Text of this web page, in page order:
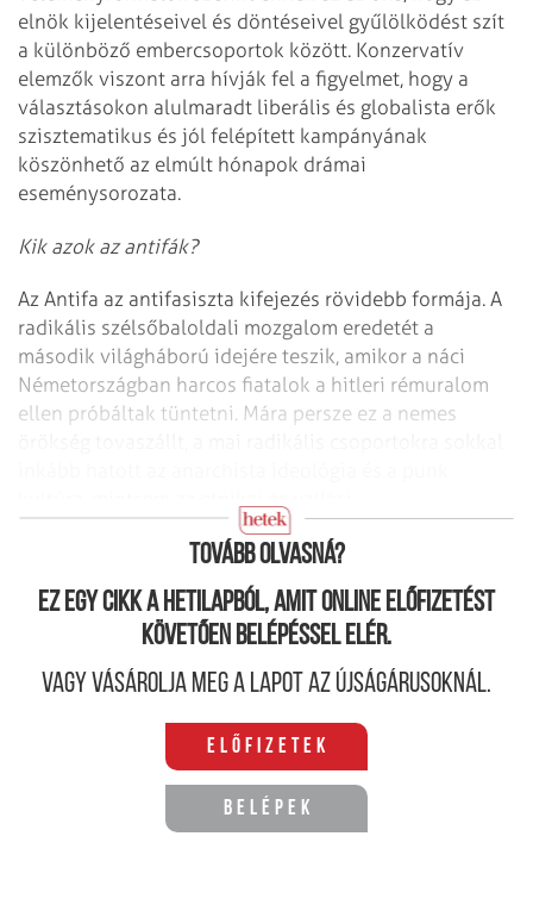
elnök kijelentéseivel és döntéseivel gyűlölködést szít
a különböző embercsoportok között. Konzervatív
elemzők viszont arra hívják fel a figyelmet, hogy a
választásokon alulmaradt liberális és globalista erők
szisztematikus és jól felépített kampányának
köszönhető az elmúlt hónapok drámai
eseménysorozata.
Kik azok az antifák?
Az Antifa az antifasiszta kifejezés rövidebb formája. A
radikális szélsőbaloldali mozgalom eredetét a
második világháború idejére teszik, amikor a náci
Németországban harcos fiatalok a hitleri rémuralom
ellen próbáltak tüntetni. Mára persze ez a nemes
megkülönböztetéssel szembeni harc.
Tovább olvasná?
Ez egy cikk a hetilapból, amit online előfizetést
követően belépéssel elér.
Vagy vásárolja meg a lapot az újságárusoknál.
Előfizetek
Belépek